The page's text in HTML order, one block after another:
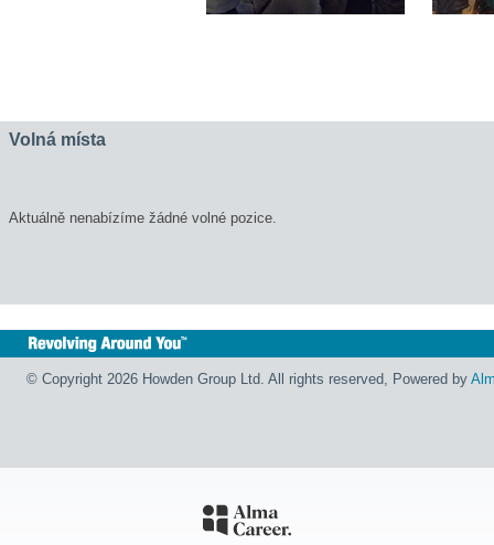
Volná místa
Aktuálně nenabízíme žádné volné pozice.
© Copyright 2026 Howden Group Ltd. All rights reserved, Powered by